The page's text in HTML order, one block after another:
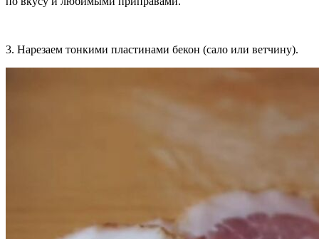
3. Нарезаем тонкими пластинами бекон (сало или ветчину).